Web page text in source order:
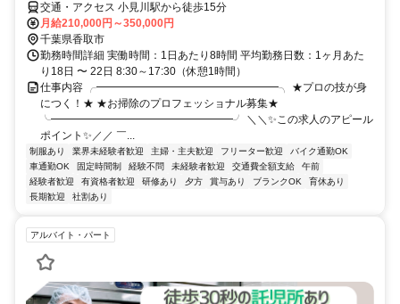
交通・アクセス 小見川駅から徒歩15分
月給210,000円～350,000円
千葉県香取市
勤務時間詳細 実働時間：1日あたり8時間 平均勤務日数：1ヶ月あた
り18日 〜 22日 8:30～17:30（休憩1時間）
仕事内容 ╭━━━━━━━━━━━━━━━━━╮ ★プロの技が身
につく！★ ★お掃除のプロフェッショナル募集★
╰━━━━━━━━━━━━━━━━━╯ ＼＼✨この求人のアピール
ポイント✨／／ ￣...
制服あり 業界未経験者歓迎 主婦・主夫歓迎 フリーター歓迎
バイク通勤OK
車通勤OK
固定時間制 経験不問 未経験者歓迎 交通費全額支給
午前
経験者歓迎
有資格者歓迎 研修あり 夕方 賞与あり ブランクOK
育休あり
長期歓迎
社割あり
アルバイト・パート